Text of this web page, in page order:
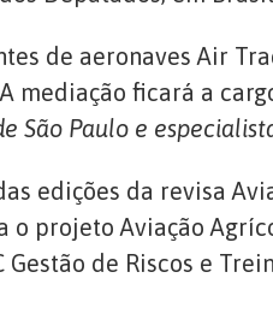
de aeronaves Air
mediação ficará a
São Paulo e
edições da revisa
o projeto Aviação
de Riscos e